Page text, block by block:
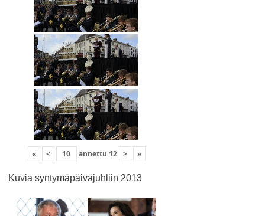
« < annettu 12 > »
Kuvia syntymäpäiväjuhliin 2013